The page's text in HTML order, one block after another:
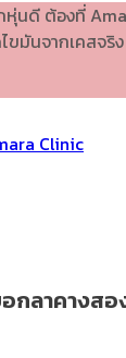
หุ่นดี ต้องที่
มันจากเคสจริง
กลาคางสอ